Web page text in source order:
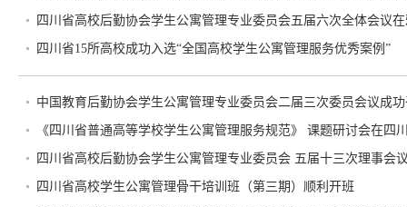
四川省高校后勤协会学生公寓管理专业委员会五届六次全体会议
四川省15所高校成功入选“全国高校学生公寓管理服务优秀案例”
中国教育后勤协会学生公寓管理专业委员会二届三次委员会议成
《四川省普通高等学校学生公寓管理服务规范》 课题研讨会在四
四川省高校后勤协会学生公寓管理专业委员会 五届十三次理事会
四川省高校学生公寓管理骨干培训班（第三期）顺利开班